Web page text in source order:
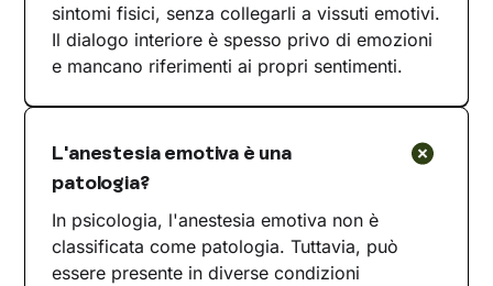
sintomi fisici, senza collegarli a vissuti emotivi.
Il dialogo interiore è spesso privo di emozioni
e mancano riferimenti ai propri sentimenti.
L'anestesia emotiva è una
patologia?
In psicologia, l'anestesia emotiva non è
classificata come patologia. Tuttavia, può
essere presente in diverse condizioni